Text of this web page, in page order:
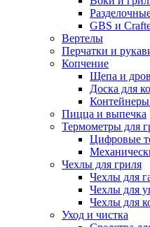
GBS и
Вертелы
Перчатки и
Копчение
Щепа и
Доска для
Пицца и выпечка
Термометры для
Цифровые
Чехлы для гриля
Чехлы для
Чехлы для
Чехлы для
Уход и чистка